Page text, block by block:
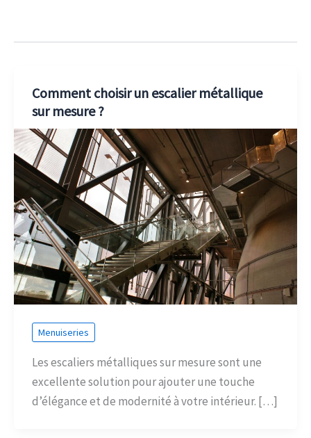
Comment choisir un escalier métallique
sur mesure ?
Menuiseries
Les escaliers métalliques sur mesure sont une
excellente solution pour ajouter une touche
d’élégance et de modernité à votre intérieur. […]